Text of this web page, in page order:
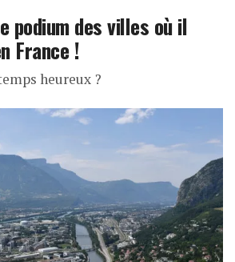
podium des villes où il
France !
heureux ?